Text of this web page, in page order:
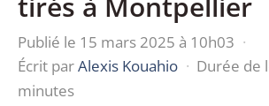
Publié le 15 mars 2025 à 10h03 ·
Écrit parAlexis Kouahio · Durée de
minutes